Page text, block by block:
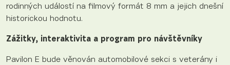
rodinných událostí na filmový formát 8 mm a jejich dnešní
historickou hodnotu.
Zážitky, interaktivita a program pro návštěvníky
Pavilon E bude věnován automobilové sekci s veterány i